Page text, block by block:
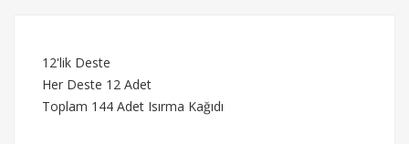
12'lik Deste
Her Deste 12 Adet
Toplam 144 Adet Isırma Kağıdı